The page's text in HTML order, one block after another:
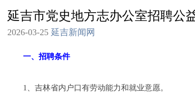
延吉市党史地方志办公室招聘公
2026-03-25 延吉新闻网
一、招聘条件
1、吉林省内户口有劳动能力和就业意愿。